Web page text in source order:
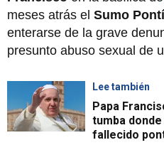
meses atrás el Sumo
enterarse de la grave
presunto abuso sexual de
Lee también
Papa
tumba
fallecido